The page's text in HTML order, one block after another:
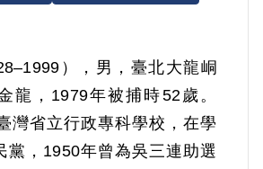
），男，臺北大龍峒
龍，1979年被捕時52歲。
灣省立行政專科學校，在學
黨，1950年曾為吳三連助選